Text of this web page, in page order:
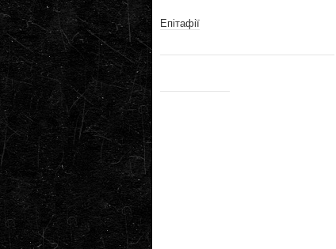
Епітафії